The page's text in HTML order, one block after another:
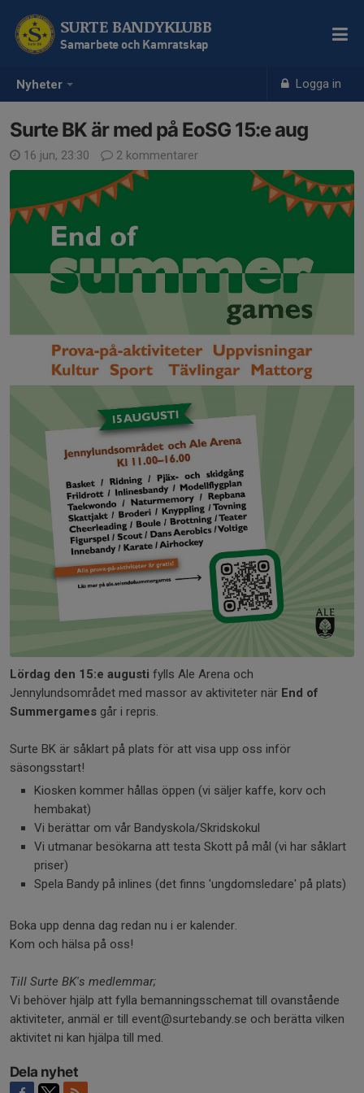
Nyheter Logga in
SURTE BANDYKLUBB
Samarbete och Kamratskap
Surte BK är med på EoSG 15:e aug
16 jun, 23:30 2 kommentarer
Lördag den 15:e augusti fylls Ale Arena och
Jennylundsområdet med massor av aktiviteter när End of
Summergames går i repris.
Surte BK är såklart på plats för att visa upp oss inför
säsongsstart!
Kiosken kommer hållas öppen (vi säljer kaffe, korv och
hembakat)
Vi berättar om vår Bandyskola/Skridskokul
Vi utmanar besökarna att testa Skott på mål (vi har såklart
priser)
Spela Bandy på inlines (det finns 'ungdomsledare' på plats)
Boka upp denna dag redan nu i er kalender.
Kom och hälsa på oss!
Till Surte BK's medlemmar;
Vi behöver hjälp att fylla bemanningsschemat till ovanstående
aktiviteter, anmäl er till event@surtebandy.se och berätta vilken
aktivitet ni kan hjälpa till med.
Dela nyhet